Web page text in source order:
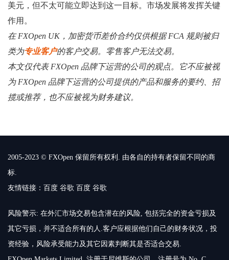
美元，但不太可能立即达到这一目标。市场发展将发挥关键
作用。
在 FXOpen UK，加密货币差价合约仅供根据 FCA 规则被归
类为专业客户的客户交易。零售客户无法交易。
本文仅代表 FXOpen 品牌下运营的公司的观点。它不应被视
为 FXOpen 品牌下运营的公司提供的产品和服务的要约、招
揽或推荐，也不应被视为财务建议。
2005-2023 © FXOpen 保留所有权利. 由各自的持有者保留不同的商
标.
友情链接： 百度 谷歌 百度 谷歌
风险警示: 在外汇市场交易包含潜在的风险, 包括完全的资金亏损及
其它亏损，并不适合所有的人.客户应根据他们自己的财务状况，投
资经验，风险承受能力及其它因素判断其是否适合交易.